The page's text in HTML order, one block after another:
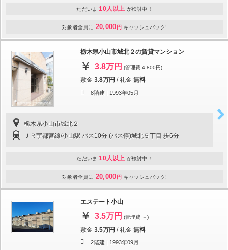
ただいま 10人以上 が検討中！
対象者全員に 20,000 円 キャッシュバック!
栃木県小山市城北２の賃貸マンション
3.8万円 (管理費 4,800円)
敷金 3.8万円 /礼金 無料
8階建 | 1993年05月
栃木県小山市城北２
ＪＲ宇都宮線/小山駅 バス10分 (バス停)城北５丁目 歩6分
ただいま 10人以上 が検討中！
対象者全員に 20,000 円 キャッシュバック!
エステート小山
3.5万円 (管理費 －)
敷金 3.5万円 /礼金 無料
2階建 | 1993年09月